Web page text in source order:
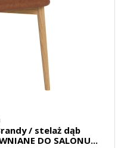
/ stelaż dąb
DO SALONU...